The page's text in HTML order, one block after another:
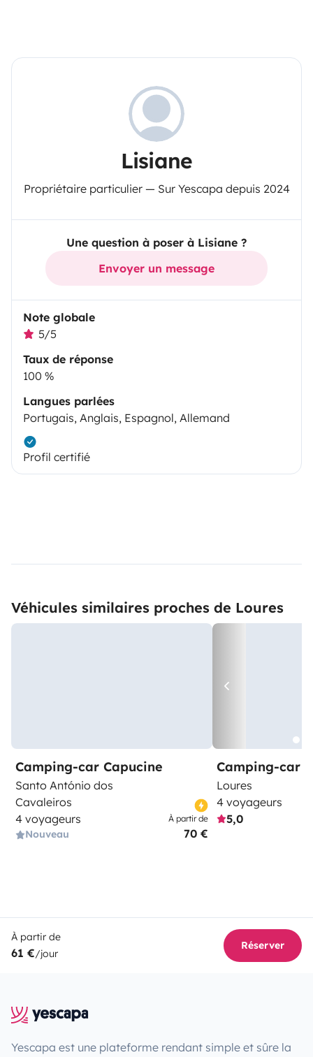
Lisiane
Propriétaire particulier — Sur Yescapa depuis 2024
Une question à poser à Lisiane ?
Envoyer un message
Note globale
5/5
Taux de réponse
100 %
Langues parlées
Portugais, Anglais, Espagnol, Allemand
Profil certifié
Véhicules similaires proches de Loures
Camping-car Capucine
Santo António dos
Cavaleiros
4 voyageurs
Nouveau
À partir de
70 €
Camping-car
Loures
4 voyageurs
5,0
À partir de
61 €/jour
Réserver
Yescapa est une plateforme rendant simple et sûre la